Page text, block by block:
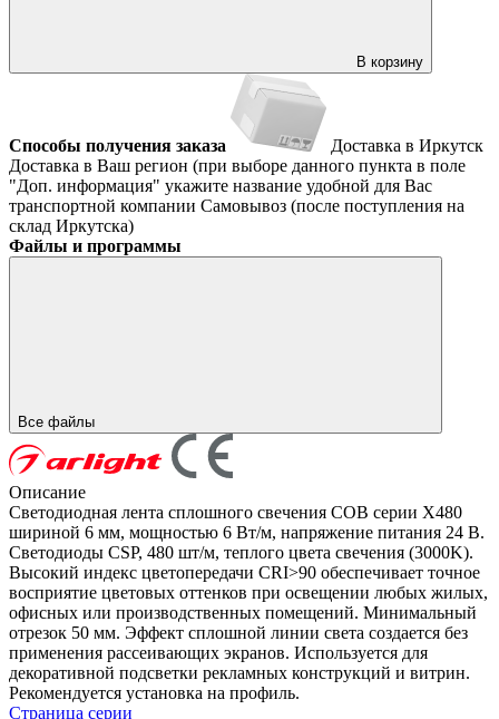
В корзину
Способы получения заказа
Доставка в Иркутск
Доставка в Ваш регион (при выборе данного пункта в поле
"Доп. информация" укажите название удобной для Вас
транспортной компании Самовывоз (после поступления на
склад Иркутска)
Файлы и программы
Все файлы
Описание
Светодиодная лента сплошного свечения COB серии X480
шириной 6 мм, мощностью 6 Вт/м, напряжение питания 24 В.
Светодиоды CSP, 480 шт/м, теплого цвета свечения (3000K).
Высокий индекс цветопередачи CRI>90 обеспечивает точное
восприятие цветовых оттенков при освещении любых жилых,
офисных или производственных помещений. Минимальный
отрезок 50 мм. Эффект сплошной линии света создается без
применения рассеивающих экранов. Используется для
декоративной подсветки рекламных конструкций и витрин.
Рекомендуется установка на профиль.
Страница серии